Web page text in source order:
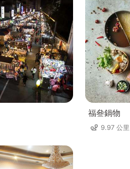
福叄鍋物
9.97 公里